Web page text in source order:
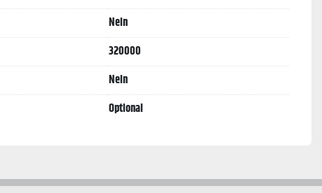
Nein
320000
Nein
Optional